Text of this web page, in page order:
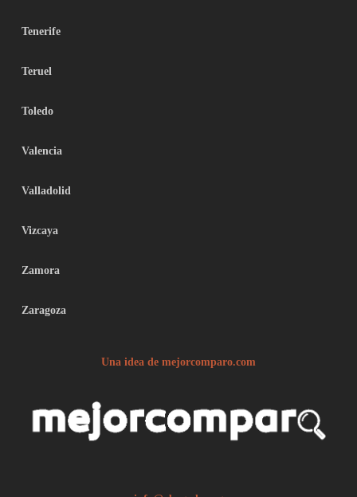
Tenerife
Teruel
Toledo
Valencia
Valladolid
Vizcaya
Zamora
Zaragoza
Una idea de mejorcomparo.com